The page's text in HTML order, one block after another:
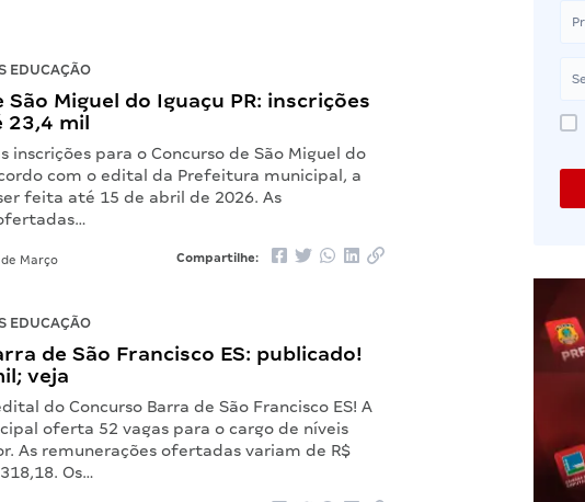
EDUCAÇÃO
São Miguel do Iguaçu PR: inscrições
23,4 mil
inscrições para o Concurso de São Miguel do
com o edital da Prefeitura municipal, a
feita até 15 de abril de 2026. As
Março Compartilhe:
EDUCAÇÃO
de São Francisco ES: publicado!
veja
do Concurso Barra de São Francisco ES! A
oferta 52 vagas para o cargo de níveis
As remunerações ofertadas variam de R$
Os…